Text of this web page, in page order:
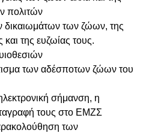
πολιτών
δικαιωμάτων των ζώων, της
της ευζωίας τους.
των αδέσποτων ζώων του
σήμανση, η
τους στο ΕΜΖΣ
των